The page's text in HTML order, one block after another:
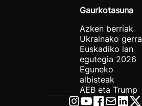
Gaurkotasuna
Azken berriak
Ukrainako gerra
Euskadiko lan
egutegia 2026
Eguneko
albisteak
AEB eta Trump